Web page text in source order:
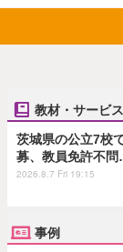
教材・サービス
茨城県の公立7校
募、教員免許不
2026.8.7 Fri 19:15
事例